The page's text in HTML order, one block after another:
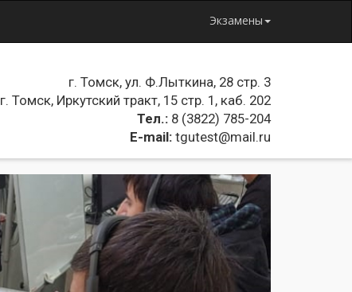
Экзамены
г. Томск, ул. Ф.Лыткина, 28 стр. 3
г. Томск, Иркутский тракт, 15 стр. 1, каб. 202
Тел.: 8 (3822) 785-204
E-mail: tgutest@mail.ru